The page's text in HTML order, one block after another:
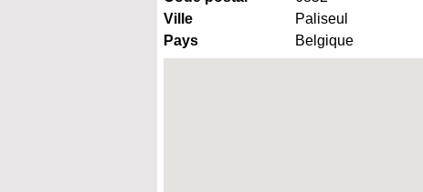
Ville
Paliseul
Pays
Belgique